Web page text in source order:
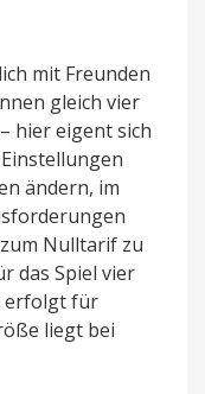
mit Freunden
gleich vier
hier eigent sich
ändern, im
Nulltarif zu
das Spiel vier
erfolgt für
liegt bei